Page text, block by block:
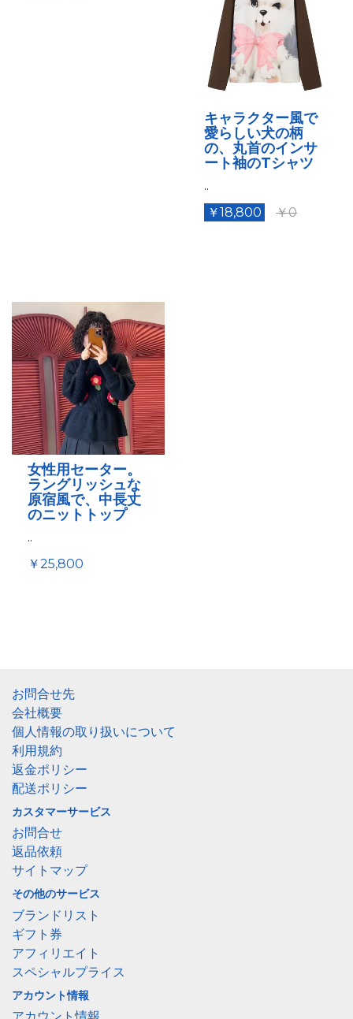
キャラクター風で
愛らしい犬の柄
の、丸首のインサ
ート袖のTシャツ
..
￥18,800
￥0
女性用セーター。
ラングリッシュな
原宿風で、中長丈
のニットトップ
..
￥25,800
お問合せ先
会社概要
個人情報の取り扱いについて
利用規約
返金ポリシー
配送ポリシー
カスタマーサービス
お問合せ
返品依頼
サイトマップ
その他のサービス
ブランドリスト
ギフト券
アフィリエイト
スペシャルプライス
アカウント情報